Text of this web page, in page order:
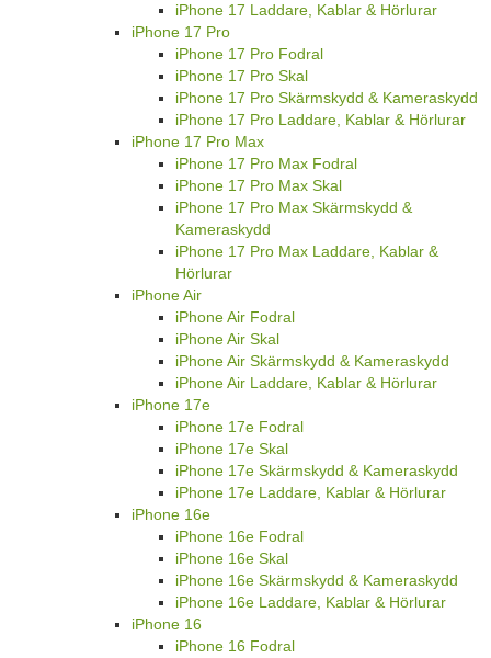
iPhone 17 Laddare, Kablar & Hörlurar
iPhone 17 Pro
iPhone 17 Pro Fodral
iPhone 17 Pro Skal
iPhone 17 Pro Skärmskydd & Kameraskydd
iPhone 17 Pro Laddare, Kablar & Hörlurar
iPhone 17 Pro Max
iPhone 17 Pro Max Fodral
iPhone 17 Pro Max Skal
iPhone 17 Pro Max Skärmskydd &
Kameraskydd
iPhone 17 Pro Max Laddare, Kablar &
Hörlurar
iPhone Air
iPhone Air Fodral
iPhone Air Skal
iPhone Air Skärmskydd & Kameraskydd
iPhone Air Laddare, Kablar & Hörlurar
iPhone 17e
iPhone 17e Fodral
iPhone 17e Skal
iPhone 17e Skärmskydd & Kameraskydd
iPhone 17e Laddare, Kablar & Hörlurar
iPhone 16e
iPhone 16e Fodral
iPhone 16e Skal
iPhone 16e Skärmskydd & Kameraskydd
iPhone 16e Laddare, Kablar & Hörlurar
iPhone 16
iPhone 16 Fodral